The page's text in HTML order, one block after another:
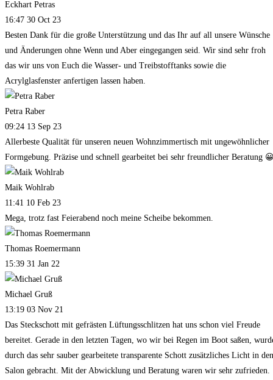
Eckhart Petras
16:47 30 Oct 23
Besten Dank für die große Unterstützung und das Ihr auf all unsere Wünsche
und Änderungen ohne Wenn und Aber eingegangen seid. Wir sind sehr froh
das wir uns von Euch die Wasser- und Treibstofftanks sowie die
Acrylglasfenster anfertigen lassen haben.
Petra Raber
09:24 13 Sep 23
Allerbeste Qualität für unseren neuen Wohnzimmertisch mit ungewöhnlicher
Formgebung. Präzise und schnell gearbeitet bei sehr freundlicher Beratung
Maik Wohlrab
11:41 10 Feb 23
Mega, trotz fast Feierabend noch meine Scheibe bekommen.
Thomas Roemermann
15:39 31 Jan 22
Michael Gruß
13:19 03 Nov 21
Das Steckschott mit gefrästen Lüftungsschlitzen hat uns schon viel Freude
bereitet. Gerade in den letzten Tagen, wo wir bei Regen im Boot saßen,
durch das sehr sauber gearbeitete transparente Schott zusätzliches Licht in den
Salon gebracht. Mit der Abwicklung und Beratung waren wir sehr zufrieden.